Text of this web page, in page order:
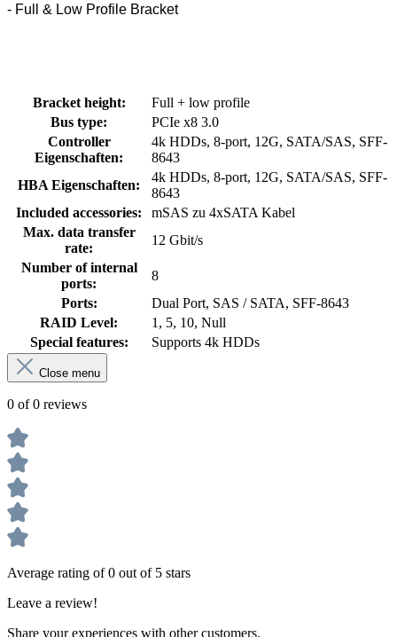
- Full & Low Profile Bracket
Bracket height:
Full + low profile
Bus type:
PCIe x8 3.0
Controller
Eigenschaften:
4k HDDs, 8-port, 12G, SATA/SAS, SFF-
8643
HBA Eigenschaften:
4k HDDs, 8-port, 12G, SATA/SAS, SFF-
8643
Included accessories:
mSAS zu 4xSATA Kabel
Max. data transfer
rate:
12 Gbit/s
Number of internal
ports:
8
Ports:
Dual Port, SAS / SATA, SFF-8643
RAID Level:
1, 5, 10, Null
Special features:
Supports 4k HDDs
Close menu
0 of 0 reviews
Average rating of 0 out of 5 stars
Leave a review!
Share your experiences with other customers.